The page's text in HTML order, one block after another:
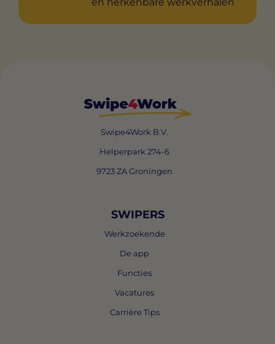
Swipe4Work B.V.
Helperpark 274-6
9723 ZA Groningen
SWIPERS
Werkzoekende
De app
Functies
Vacatures
Carrière Tips